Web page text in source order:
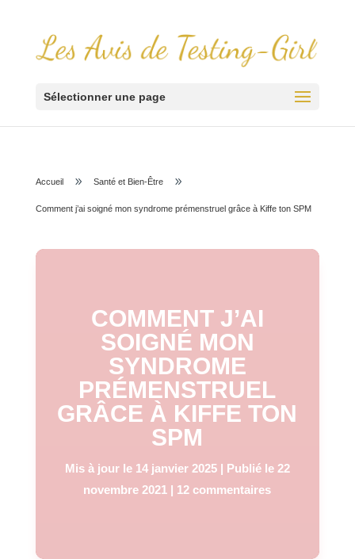
Sélectionner une page
Accueil 9 Santé et Bien-Être 9
Comment j’ai soigné mon syndrome prémenstruel grâce à Kiffe ton SPM
COMMENT J’AI
SOIGNÉ MON
SYNDROME
PRÉMENSTRUEL
GRÂCE À KIFFE TON
SPM
Mis à jour le 14 janvier 2025 | Publié le 22
novembre 2021 | 12 commentaires